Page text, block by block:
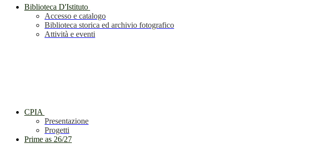
Biblioteca D'Istituto
Accesso e catalogo
Biblioteca storica ed archivio fotografico
Attività e eventi
CPIA
Presentazione
Progetti
Prime as 26/27